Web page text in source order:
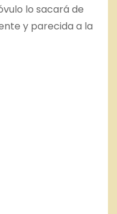
lo sacará de
y parecida a la